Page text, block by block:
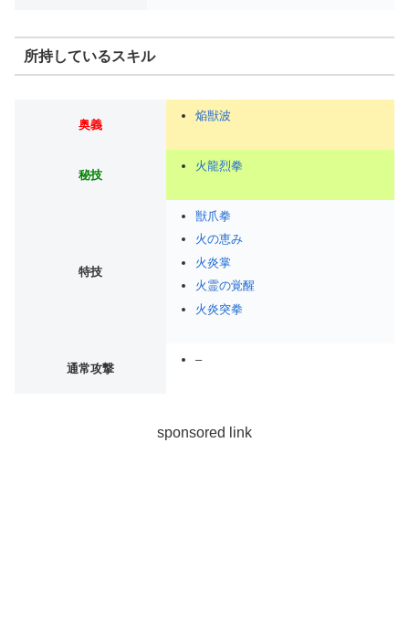
所持しているスキル
奥義
焔獣波
秘技
火龍烈拳
特技
獣爪拳
火の恵み
火炎掌
火霊の覚醒
火炎突拳
通常攻撃
–
sponsored link